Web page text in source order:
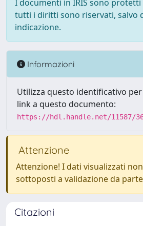
I documenti in IRIS sono
tutti i diritti sono riservati, salvo
indicazione.
Informazioni
Utilizza questo identificativo
link a questo documento:
https://hdl.handle.net/11587/
Attenzione
Attenzione! I dati visualizzati
sottoposti a validazione da
Citazioni